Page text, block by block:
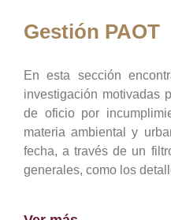
Gestión PAOT
En esta sección
investigación motivadas
de oficio por
materia ambiental y
fecha, a través de un
generales, como los